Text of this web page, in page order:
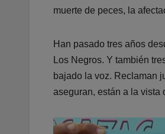
muerte de peces, la
Han pasado tres años
Los Negros. Y también
bajado la voz. Reclaman
aseguran, están a la vista